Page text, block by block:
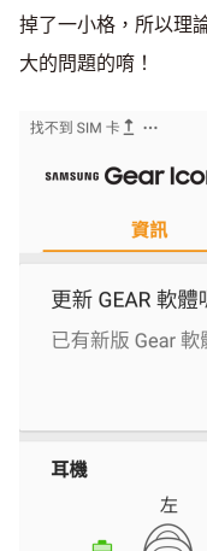
掉了一小格，所以理
大的問題的唷！